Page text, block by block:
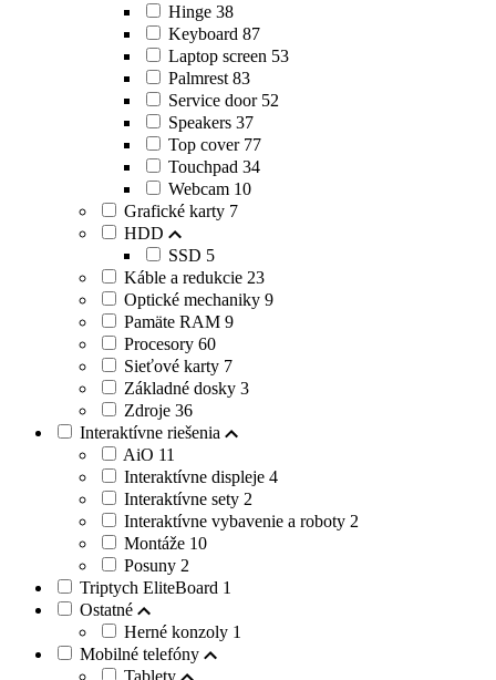
Hinge 38
Keyboard 87
Laptop screen 53
Palmrest 83
Service door 52
Speakers 37
Top cover 77
Touchpad 34
Webcam 10
Grafické karty 7
HDD
SSD 5
Káble a redukcie 23
Optické mechaniky 9
Pamäte RAM 9
Procesory 60
Sieťové karty 7
Základné dosky 3
Zdroje 36
Interaktívne riešenia
AiO 11
Interaktívne displeje 4
Interaktívne sety 2
Interaktívne vybavenie a roboty 2
Montáže 10
Posuny 2
Triptych EliteBoard 1
Ostatné
Herné konzoly 1
Mobilné telefóny
Tablety